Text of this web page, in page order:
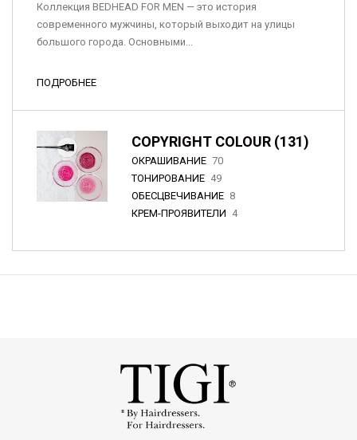
Коллекция BEDHEAD FOR MEN — это история
современного мужчины, который выходит на улицы
большого города. Основными...
ПОДРОБНЕЕ
COPYRIGHT COLOUR (131)
ОКРАШИВАНИЕ 70
ТОНИРОВАНИЕ 49
ОБЕСЦВЕЧИВАНИЕ 8
КРЕМ-ПРОЯВИТЕЛИ 4